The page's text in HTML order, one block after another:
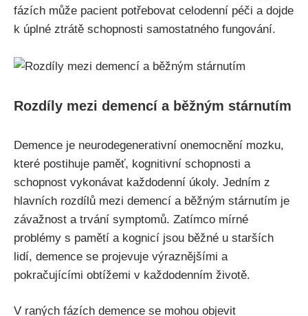
fázích může pacient potřebovat celodenní péči a dojde
k úplné ztrátě schopnosti samostatného fungování.
Rozdíly mezi demencí a běžným stárnutím
Demence je neurodegenerativní onemocnění mozku,
které postihuje paměť, kognitivní schopnosti a
schopnost vykonávat každodenní úkoly. Jedním z
hlavních rozdílů mezi demencí a běžným stárnutím je
závažnost a trvání symptomů. Zatímco mírné
problémy s pamětí a kognicí jsou běžné u starších
lidí, demence se projevuje výraznějšími a
pokračujícími obtížemi v každodenním životě.
V raných fázích demence se mohou objevit